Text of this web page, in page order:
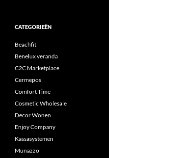
CATEGORIEËN
Beachfit
Benelux veranda
C2C Marketplace
Cermepos
Comfort Time
Cosmetic Wholesale
Decor Wonen
Enjoy Company
Kassasystemen
Munazzo